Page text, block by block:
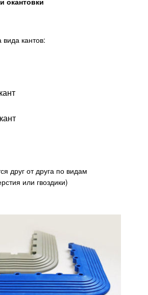
кантов:
друг от друга по видам
или гвоздики)